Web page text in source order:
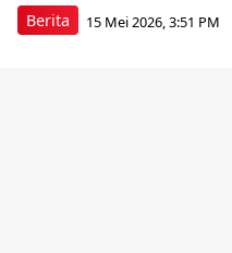
Berita 15 Mei 2026, 3:51 PM